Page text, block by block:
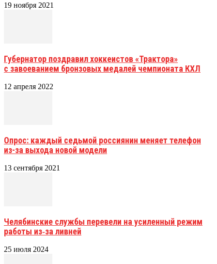
19 ноября 2021
Губернатор поздравил хоккеистов «Трактора»
с завоеванием бронзовых медалей чемпионата КХЛ
12 апреля 2022
Опрос: каждый седьмой россиянин меняет телефон
из-за выхода новой модели
13 сентября 2021
Челябинские службы перевели на усиленный режим
работы из‑за ливней
25 июля 2024